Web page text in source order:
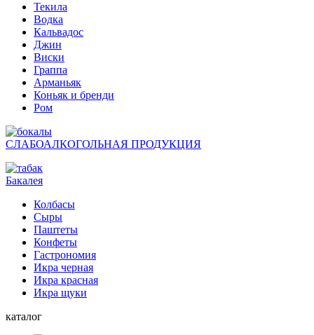
Текила
Водка
Кальвадос
Джин
Виски
Граппа
Арманьяк
Коньяк и бренди
Ром
СЛАБОАЛКОГОЛЬНАЯ ПРОДУКЦИЯ
Бакалея
Колбасы
Сыры
Паштеты
Конфеты
Гастрономия
Икра черная
Икра красная
Икра щуки
каталог